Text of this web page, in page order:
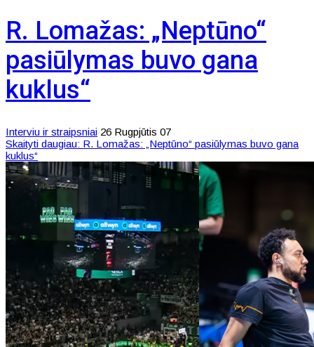
R. Lomažas: „Neptūno“
pasiūlymas buvo gana
kuklus“
Interviu ir straipsniai 26 Rugpjūtis 07
Skaityti daugiau: R. Lomažas: „Neptūno“ pasiūlymas buvo gana
kuklus“